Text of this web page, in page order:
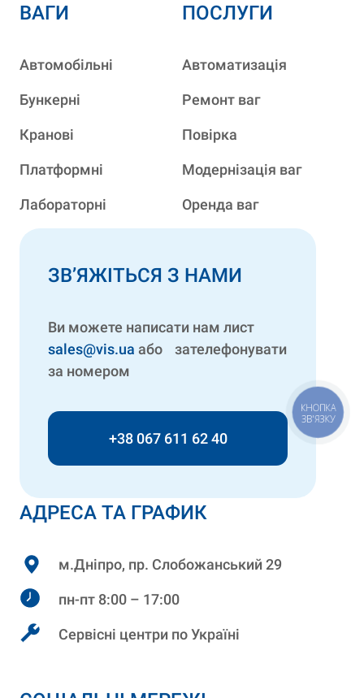
АДРЕСА ТА ГРАФИК
м.Дніпро, пр. Слобожанський 29
пн-пт 8:00 – 17:00
Сервісні центри по Україні
ВАГИ
Автомобільні
Бункерні
Кранові
Платформні
Лабораторні
ПОСЛУГИ
Автоматизація
Ремонт ваг
Повірка
Модернізація ваг
Оренда ваг
ЗВ’ЯЖІТЬСЯ З НАМИ
Ви можете написати нам лист
sales@vis.ua або зателефонувати
за номером
+38 067 611 62 40
КНОПКА
ЗВ'ЯЗКУ